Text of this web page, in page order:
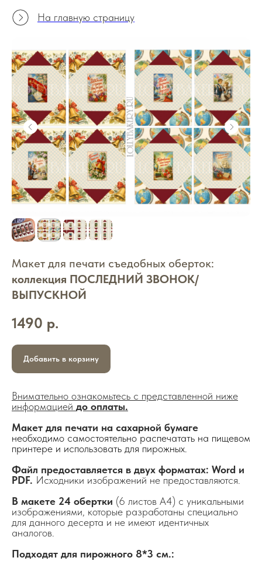
На главную страницу
Макет для печати съедобных оберток:
коллекция ПОСЛЕДНИЙ ЗВОНОК/
ВЫПУСКНОЙ
1490 р.
Добавить в корзину
Внимательно ознакомьтесь с представленной ниже
информацией до оплаты.
Макет для печати на сахарной бумаге
необходимо самостоятельно распечатать на пищевом
принтере и использовать для пирожных.
Файл предоставляется в двух форматах: Word и
PDF. Исходники изображений не предоставляются.
В макете 24 обертки (6 листов А4) с уникальными
изображениями, которые разработаны специально
для данного десерта и не имеют идентичных
аналогов.
Подходят для пирожного 8*3 см.: